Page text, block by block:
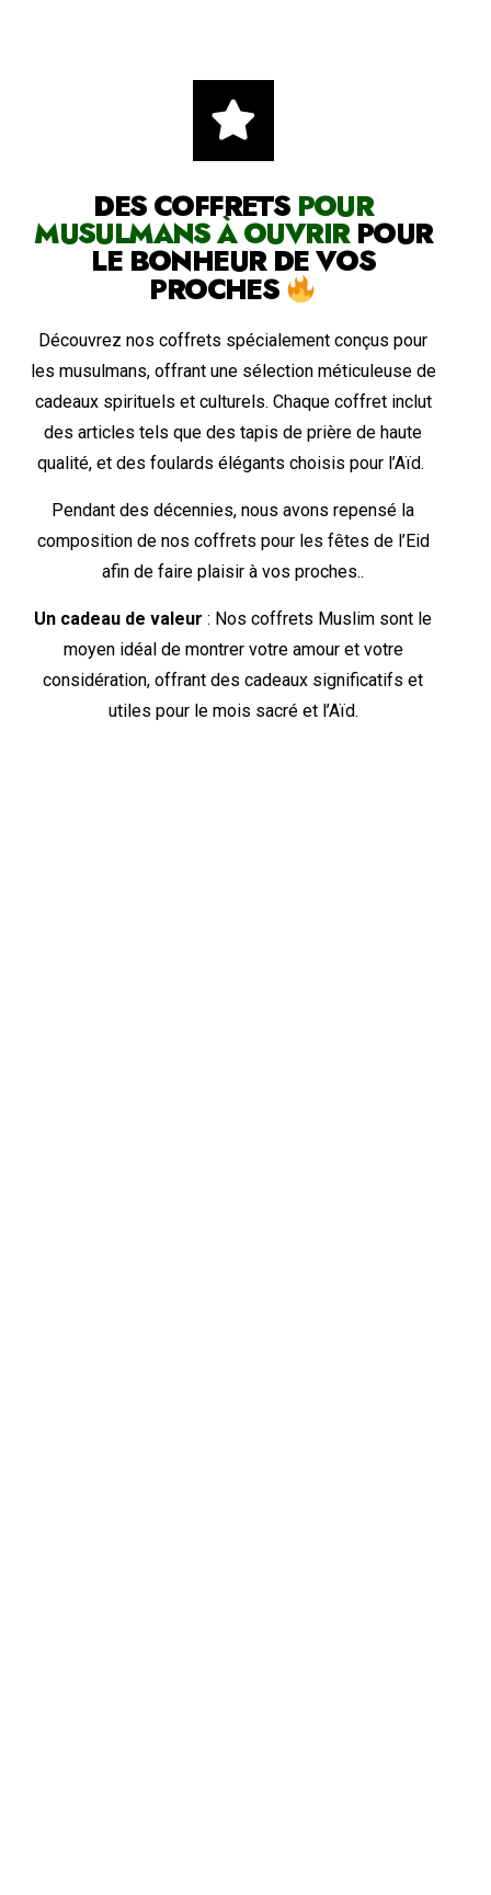
DES COFFRETSPOUR
MUSULMANS À OUVRIRPOUR
LE BONHEUR DE VOS
PROCHES
Découvrez nos coffrets spécialement conçus pour
les musulmans, offrant une sélection méticuleuse de
cadeaux spirituels et culturels. Chaque coffret inclut
des articles tels que des tapis de prière de haute
qualité, et des foulards élégants choisis pour l’Aïd.
Pendant des décennies, nous avons repensé la
composition de nos coffrets pour les fêtes de l’Eid
afin de faire plaisir à vos proches..
Un cadeau de valeur : Nos coffrets Muslim sont le
moyen idéal de montrer votre amour et votre
considération, offrant des cadeaux significatifs et
utiles pour le mois sacré et l’Aïd.